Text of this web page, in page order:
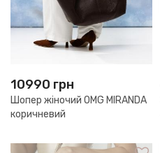
10990 грн
Шопер жіночий OMG MIRANDA
коричневий